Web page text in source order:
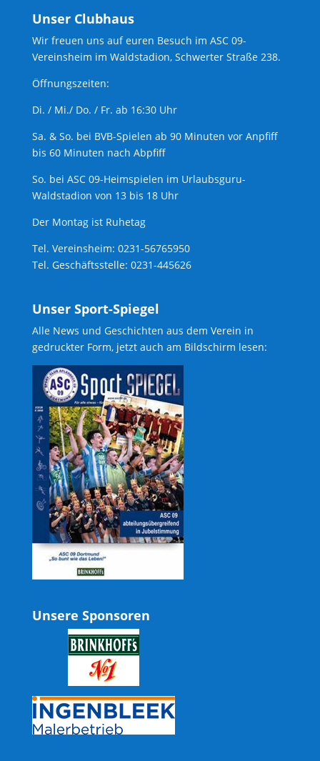
Unser Clubhaus
Wir freuen uns auf euren Besuch im ASC 09-
Vereinsheim im Waldstadion, Schwerter Straße 238.
Öffnungszeiten:
Di. / Mi./ Do. / Fr. ab 16:30 Uhr
Sa. & So. bei BVB-Spielen ab 90 Minuten vor Anpfiff
bis 60 Minuten nach Abpfiff
So. bei ASC 09-Heimspielen im Urlaubsguru-
Waldstadion von 13 bis 18 Uhr
Der Montag ist Ruhetag
Tel. Vereinsheim: 0231-56765950
Tel. Geschäftsstelle: 0231-445626
Unser Sport-Spiegel
Alle News und Geschichten aus dem Verein in
gedruckter Form, jetzt auch am Bildschirm lesen:
Unsere Sponsoren